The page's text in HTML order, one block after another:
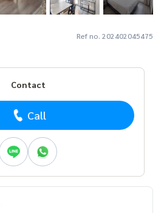
Ref no. 202402045475
Contact
Call